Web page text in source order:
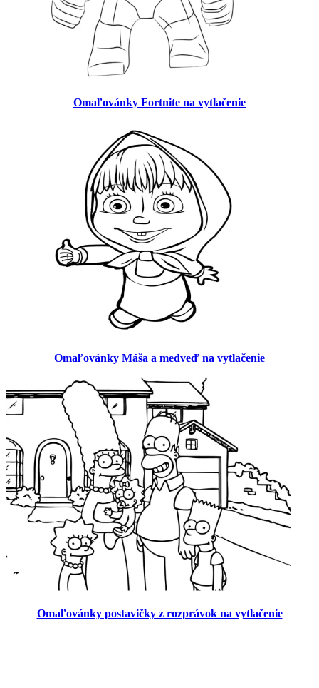
Omaľovánky Fortnite na vytlačenie
Omaľovánky Máša a medveď na vytlačenie
Omaľovánky postavičky z rozprávok na vytlačenie